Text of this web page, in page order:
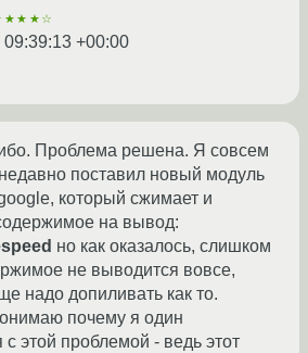
+00:00
Проблема решена. Я совсем
поставил новый модуль
который сжимает и
на вывод:
но как оказалось, слишком
не выводится вовсе,
надо допиливать как то.
почему я один
с этой проблемой - ведь этот